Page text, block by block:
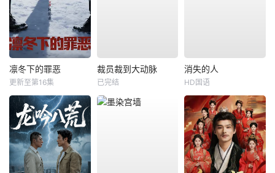
凛冬下的罪恶
更新至第16集
裁员裁到大动脉
已完结
消失的人
HD国语